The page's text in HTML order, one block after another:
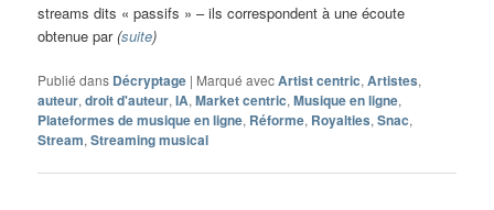
streams dits « passifs » – ils correspondent à une écoute
obtenue par(suite)
Publié dans Décryptage | Marqué avecArtist centric,Artistes,
auteur,droit d'auteur,IA,Market centric,Musique en ligne,
Plateformes de musique en ligne, Réforme, Royalties,Snac,
Stream,Streaming musical